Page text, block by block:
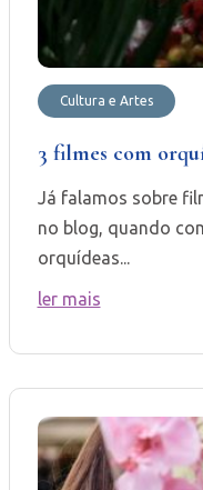
Cultura e Artes
3 filmes com
Já falamos sobre
no blog, quando
orquídeas...
ler mais